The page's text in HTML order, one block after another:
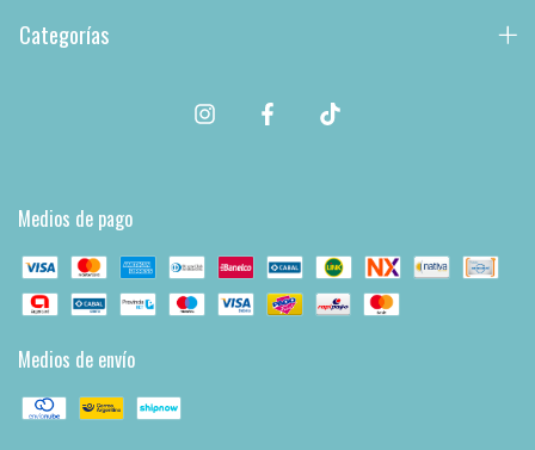
Categorías
Medios de pago
Medios de envío